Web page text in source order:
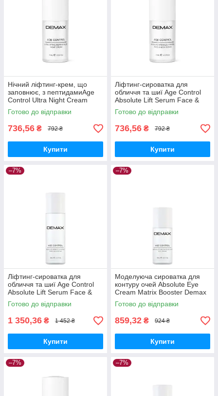
Нічний ліфтинг-крем, що
заповнює, з пептидамиAge
Control Ultra Night Cream
Peptide Filler Demax15 мл
Готово до відправки
736,56 ₴ 792 ₴
Купити
Ліфтинг-сироватка для
обличчя та шиї Age Control
Absolute Lift Serum Face &
Neck Demax 15 мл
Готово до відправки
736,56 ₴ 792 ₴
Купити
–7%
Ліфтинг-сироватка для
обличчя та шиї Age Control
Absolute Lift Serum Face &
Neck Demax 30 мл
Готово до відправки
1 350,36 ₴ 1 452 ₴
Купити
–7%
Моделуюча сироватка для
контуру очей Absolute Eye
Cream Matrix Booster Demax
15 мл
Готово до відправки
859,32 ₴ 924 ₴
Купити
–7% –7%